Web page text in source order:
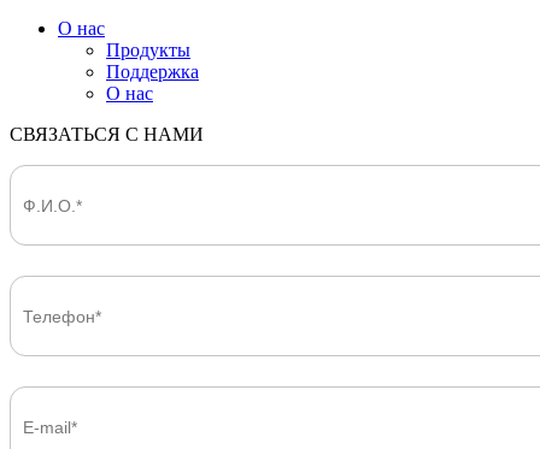
О нас
Продукты
Поддержка
О нас
СВЯЗАТЬСЯ С НАМИ